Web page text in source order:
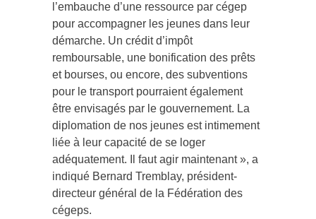
l’embauche d’une ressource par cégep
pour accompagner les jeunes dans leur
démarche. Un crédit d’impôt
remboursable, une bonification des prêts
et bourses, ou encore, des subventions
pour le transport pourraient également
être envisagés par le gouvernement. La
diplomation de nos jeunes est intimement
liée à leur capacité de se loger
adéquatement. Il faut agir maintenant », a
indiqué Bernard Tremblay, président-
directeur général de la Fédération des
cégeps.